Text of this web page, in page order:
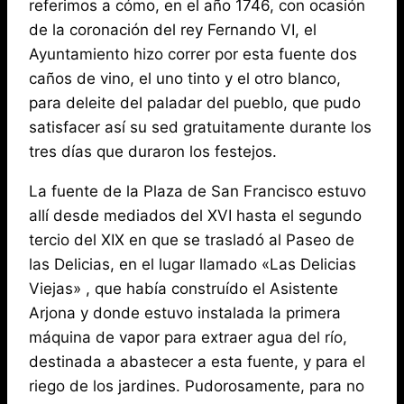
referimos a cómo, en el año 1746, con ocasión
de la coronación del rey Fernando VI, el
Ayuntamiento hizo correr por esta fuente dos
caños de vino, el uno tinto y el otro blanco,
para deleite del paladar del pueblo, que pudo
satisfacer así su sed gratuitamente durante los
tres días que duraron los festejos.
La fuente de la Plaza de San Francisco estuvo
allí desde mediados del XVI hasta el segundo
tercio del XIX en que se trasladó al Paseo de
las Delicias, en el lugar llamado «Las Delicias
Viejas» , que había construído el Asistente
Arjona y donde estuvo instalada la primera
máquina de vapor para extraer agua del río,
destinada a abastecer a esta fuente, y para el
riego de los jardines. Pudorosamente, para no